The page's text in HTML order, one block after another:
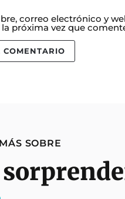
correo electrónico y
próxima vez que
SOBRE